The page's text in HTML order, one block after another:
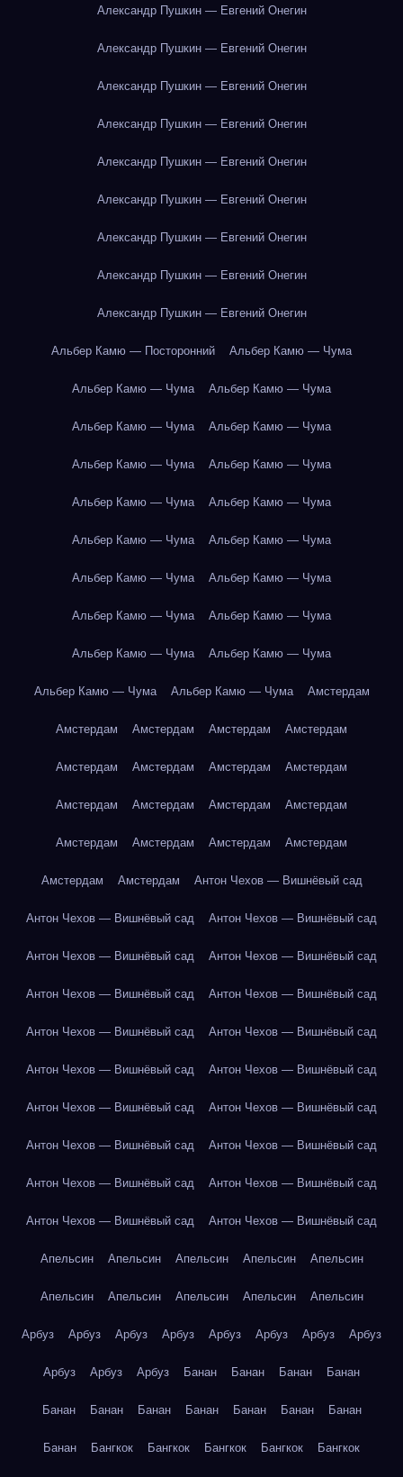
Александр Пушкин — Евгений Онегин
Александр Пушкин — Евгений Онегин
Александр Пушкин — Евгений Онегин
Александр Пушкин — Евгений Онегин
Александр Пушкин — Евгений Онегин
Александр Пушкин — Евгений Онегин
Александр Пушкин — Евгений Онегин
Александр Пушкин — Евгений Онегин
Александр Пушкин — Евгений Онегин
Альбер Камю — Посторонний Альбер Камю — Чума
Альбер Камю — Чума Альбер Камю — Чума
Альбер Камю — Чума Альбер Камю — Чума
Альбер Камю — Чума Альбер Камю — Чума
Альбер Камю — Чума Альбер Камю — Чума
Альбер Камю — Чума Альбер Камю — Чума
Альбер Камю — Чума Альбер Камю — Чума
Альбер Камю — Чума Альбер Камю — Чума
Альбер Камю — Чума Альбер Камю — Чума
Альбер Камю — Чума Альбер Камю — Чума Амстердам
Амстердам Амстердам Амстердам Амстердам
Амстердам Амстердам Амстердам Амстердам
Амстердам Амстердам Амстердам Амстердам
Амстердам Амстердам Амстердам Амстердам
Амстердам Амстердам Антон Чехов — Вишнёвый сад
Антон Чехов — Вишнёвый сад Антон Чехов — Вишнёвый сад
Антон Чехов — Вишнёвый сад Антон Чехов — Вишнёвый сад
Антон Чехов — Вишнёвый сад Антон Чехов — Вишнёвый сад
Антон Чехов — Вишнёвый сад Антон Чехов — Вишнёвый сад
Антон Чехов — Вишнёвый сад Антон Чехов — Вишнёвый сад
Антон Чехов — Вишнёвый сад Антон Чехов — Вишнёвый сад
Антон Чехов — Вишнёвый сад Антон Чехов — Вишнёвый сад
Антон Чехов — Вишнёвый сад Антон Чехов — Вишнёвый сад
Антон Чехов — Вишнёвый сад Антон Чехов — Вишнёвый сад
Апельсин Апельсин Апельсин Апельсин Апельсин
Апельсин Апельсин Апельсин Апельсин Апельсин
Арбуз Арбуз Арбуз Арбуз Арбуз Арбуз Арбуз Арбуз
Арбуз Арбуз Арбуз Банан Банан Банан Банан
Банан Банан Банан Банан Банан Банан Банан
Банан Бангкок Бангкок Бангкок Бангкок Бангкок